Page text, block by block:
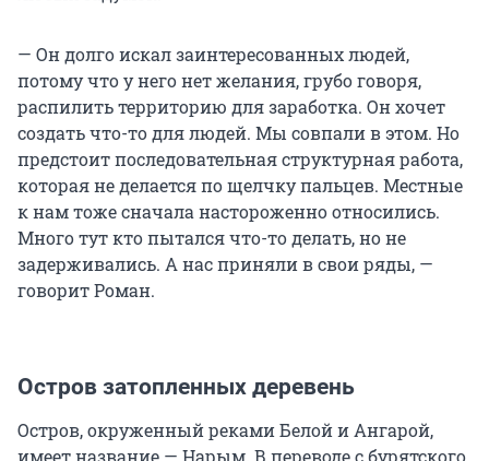
— Он долго искал заинтересованных людей,
потому что у него нет желания, грубо говоря,
распилить территорию для заработка. Он хочет
создать что-то для людей. Мы совпали в этом. Но
предстоит последовательная структурная работа,
которая не делается по щелчку пальцев. Местные
к нам тоже сначала настороженно относились.
Много тут кто пытался что-то делать, но не
задерживались. А нас приняли в свои ряды, —
говорит Роман.
Остров затопленных деревень
Остров, окруженный реками Белой и Ангарой,
имеет название — Нарым. В переводе с бурятского